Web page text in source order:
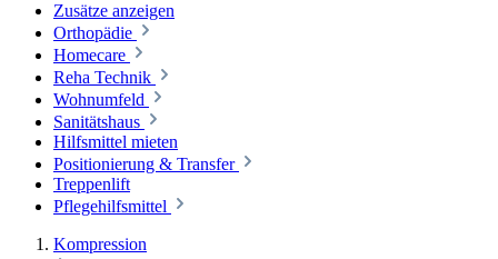
Zusätze anzeigen
Orthopädie
Homecare
Reha Technik
Wohnumfeld
Sanitätshaus
Hilfsmittel mieten
Positionierung & Transfer
Treppenlift
Pflegehilfsmittel
Kompression